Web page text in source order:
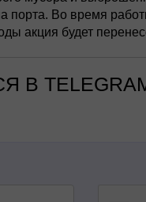
Во время
акция будет
В